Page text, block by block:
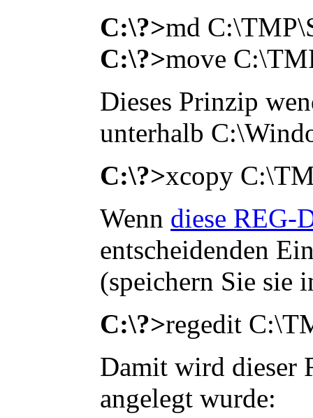
C:\?>md
C:\?>move
Dieses Prinzip
unterhalb
C:\?>xcopy
Wenn diese REG-
entscheidenden
(speichern Sie sie
C:\?>regedit
Damit wird dieser
angelegt wurde: